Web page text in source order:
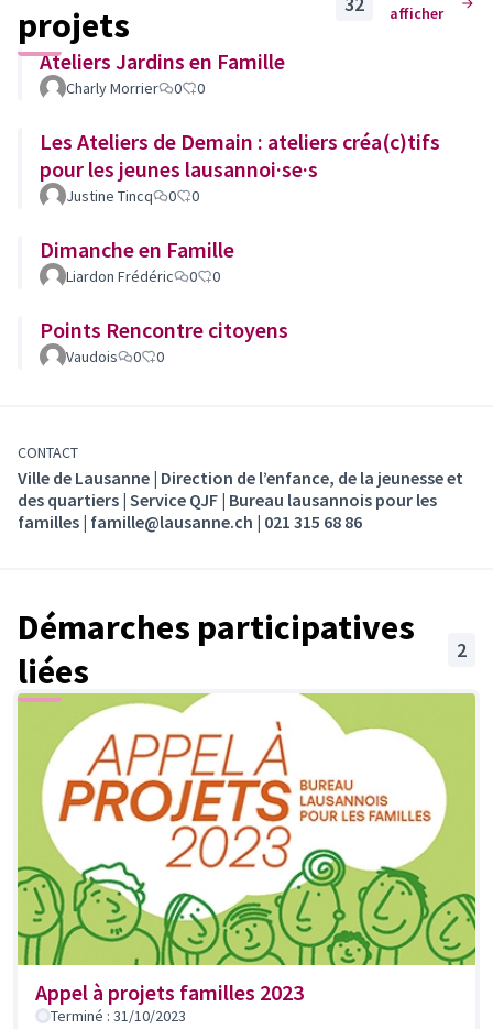
projets
afficher
Ateliers Jardins en Famille
Charly Morrier 0 0
Les Ateliers de Demain : ateliers créa(c)tifs
pour les jeunes lausannoi·se·s
Justine Tincq 0 0
Dimanche en Famille
Liardon Frédéric 0 0
Points Rencontre citoyens
Vaudois 0 0
CONTACT
Ville de Lausanne | Direction de l’enfance, de la jeunesse et
des quartiers | Service QJF | Bureau lausannois pour les
familles | famille@lausanne.ch | 021 315 68 86
Démarches participatives
liées
2
Appel à projets familles 2023
Terminé : 31/10/2023